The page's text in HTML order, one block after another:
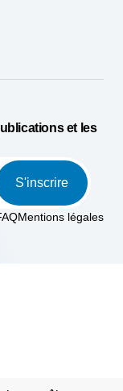
et les
S'inscrire
Mentions légales